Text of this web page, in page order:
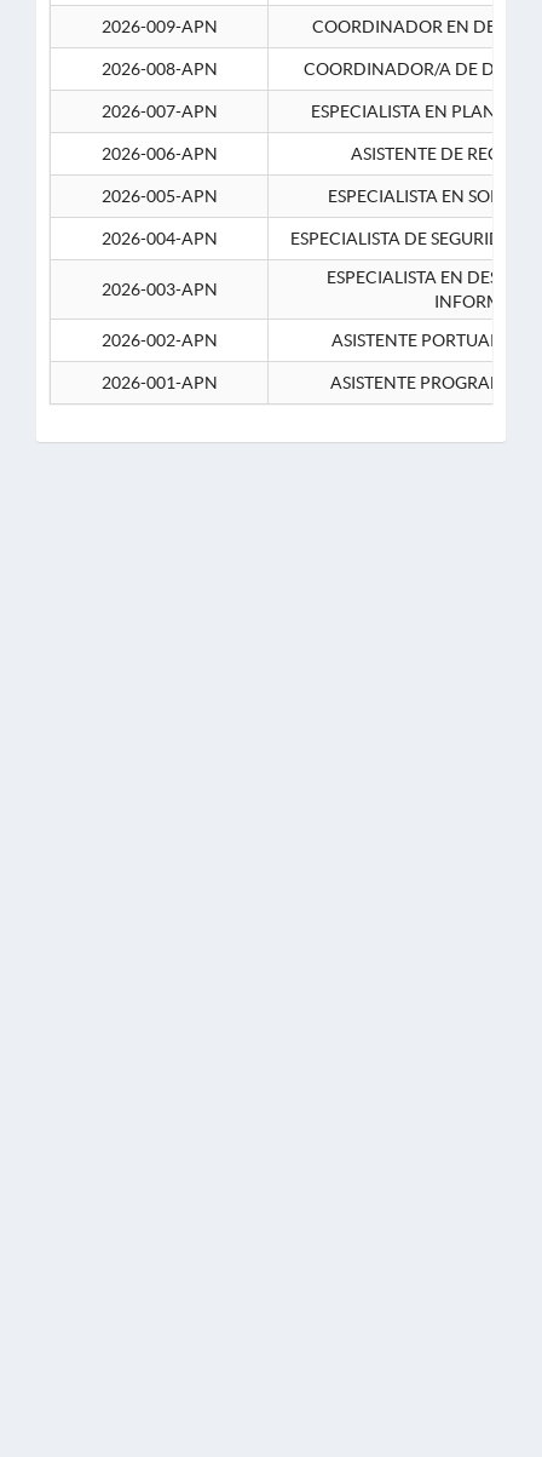
2026-009-APN COORDINADOR EN
2026-008-APN COORDINADOR/A DE
2026-007-APN ESPECIALISTA EN
2026-006-APN ASISTENTE DE
2026-005-APN ESPECIALISTA EN
2026-004-APN ESPECIALISTA DE SEGURIDAD
2026-003-APN
ESPECIALISTA EN
2026-002-APN
ASISTENTE PORTUARIO 2-
2026-001-APN ASISTENTE